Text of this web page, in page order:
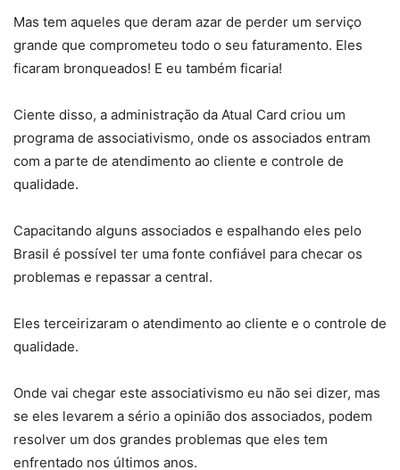
Mas tem aqueles que deram azar de perder um serviço
grande que comprometeu todo o seu faturamento. Eles
ficaram bronqueados! E eu também ficaria!
Ciente disso, a administração da Atual Card criou um
programa de associativismo, onde os associados entram
com a parte de atendimento ao cliente e controle de
qualidade.
Capacitando alguns associados e espalhando eles pelo
Brasil é possível ter uma fonte confiável para checar os
problemas e repassar a central.
Eles terceirizaram o atendimento ao cliente e o controle de
qualidade.
Onde vai chegar este associativismo eu não sei dizer, mas
se eles levarem a sério a opinião dos associados, podem
resolver um dos grandes problemas que eles tem
enfrentado nos últimos anos.